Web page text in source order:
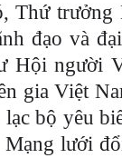
Thứ trưởng
đạo và
Hội người
gia Việt
lạc bộ yêu
Mạng lưới